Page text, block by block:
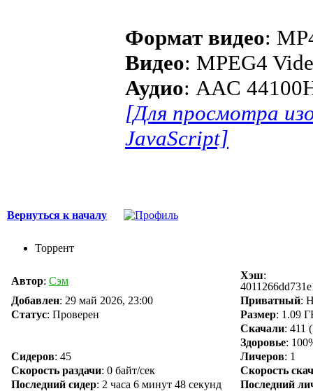
Формат видео:
Видео: MPEG4
Аудио: AAC
[Для просмотра
JavaScript]
Вернуться к началу
Торрент
Автор: Сэм Хэш:
Добавлен: 29 май 2026, 23:00 Приватный:
Статус: Проверен Размер: 1.09
Скачали: 411
Здоровье:
Сидеров: 45 Личеров: 1
Скорость раздачи: 0 байт/сек
Скорость
Последний сидер: 2 часа 6 минут 48 секунд
Последний